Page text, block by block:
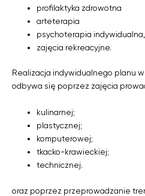
profilaktyka zdrowotna
arteterapia
psychoterapia
zajęcia rekreacyjne.
Realizacja indywidualnego planu
odbywa się poprzez zajęcia
kulinarnej;
plastycznej;
komputerowej;
tkacko-krawieckiej;
technicznej.
oraz poprzez przeprowadzanie